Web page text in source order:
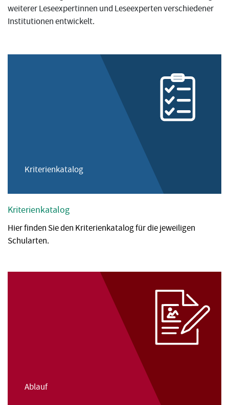
weiterer Leseexpertinnen und Leseexperten verschiedener
Institutionen entwickelt.
Kriterienkatalog
Kriterienkatalog
Hier finden Sie den Kriterienkatalog für die jeweiligen
Schularten.
Ablauf